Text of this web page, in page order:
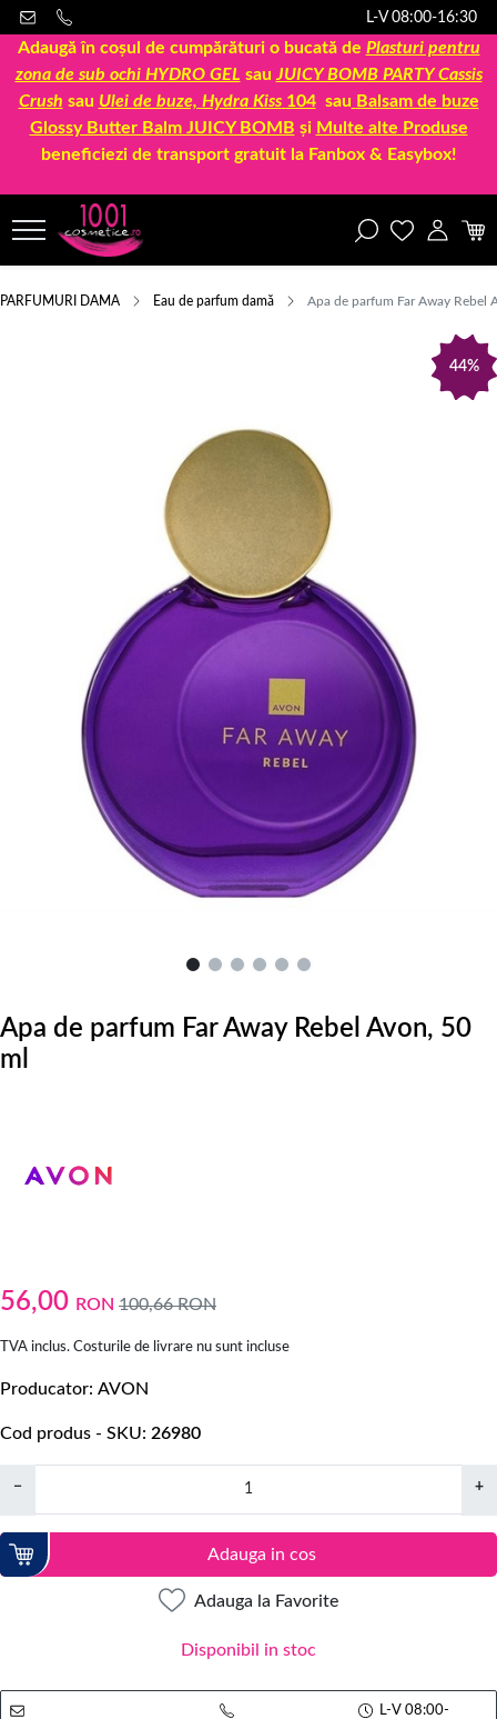
L-V 08:00-16:30
Adaugă în coșul de cumpărături o bucată de Plasturi pentru
zona de sub ochi HYDRO GEL sau JUICY BOMB PARTY Cassis
Crush sau Ulei de buze, Hydra Kiss 104sau Balsam de buze
Glossy Butter Balm JUICY BOMB și Multe alte Produse
beneficiezi de transport gratuit la Fanbox & Easybox!
PARFUMURI DAMA Eau de parfum damă Apa de parfum Far Away Rebel
44%
Apa de parfum Far Away Rebel Avon, 50
ml
56,00 RON 100,66RON
TVA inclus. Costurile de livrare nu sunt incluse
Producator AVON
Cod produs - SKU 26980
− +
Adauga in cos
Adauga la Favorite
Disponibil in stoc
L-V 08:00-